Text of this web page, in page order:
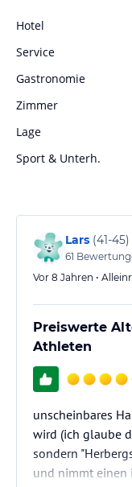
Hotel
Service
Gastronomie
Zimmer
Lage
Sport & Unterh.
Lars (41-45)
61
Vor 8 Jahren •
Preiswerte
Athleten
unscheinbares
wird (ich glaube
sondern
und nimmt einen